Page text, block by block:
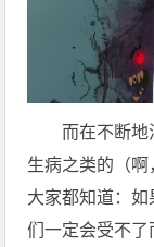
而在不断地
生病之类的（
大家都知道：
们一定会受不